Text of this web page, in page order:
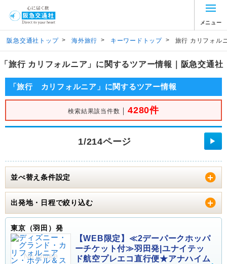
メニュー
阪急交通社トップ > 海外旅行 > キーワードトップ > 旅行 カリフォル
「旅行 カリフォルニア」に関するツアー情報｜阪急交通社
「旅行 カリフォルニア」に関するツアー情報
検索結果該当件数 ｜ 4280件
1/214ページ ▶
並べ替え条件設定
出発地・日程で絞り込む
東京（羽田）発
【WEB限定】≪2デーパークホッパ
ーチケット付≫羽田発|ユナイテッ
ド航空プレエコ直行便★アナハイム